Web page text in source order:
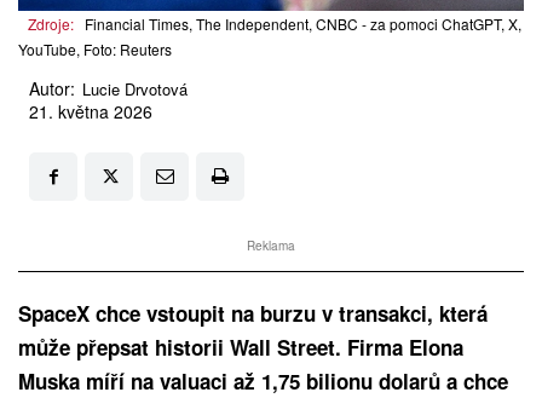
Zdroje: Financial Times, The Independent, CNBC - za pomoci ChatGPT, X,
YouTube, Foto: Reuters
Autor: Lucie Drvotová
21. května 2026
Reklama
SpaceX chce vstoupit na burzu v transakci, která
může přepsat historii Wall Street. Firma Elona
Muska míří na valuaci až 1,75 bilionu dolarů a chce